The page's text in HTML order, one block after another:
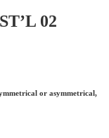
02
or asymmetrical,